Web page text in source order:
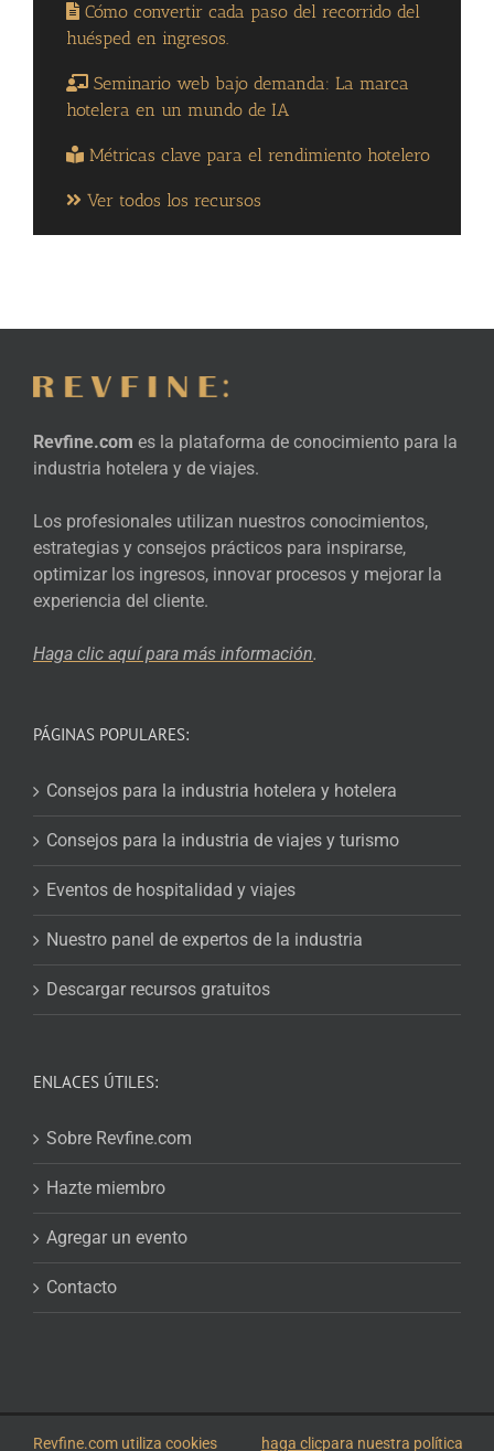
Cómo convertir cada paso del recorrido del
huésped en ingresos.
Seminario web bajo demanda: La marca
hotelera en un mundo de IA
Métricas clave para el rendimiento hotelero
Ver todos los recursos
Revfine.com es la plataforma de conocimiento para la
industria hotelera y de viajes.
Los profesionales utilizan nuestros conocimientos,
estrategias y consejos prácticos para inspirarse,
optimizar los ingresos, innovar procesos y mejorar la
experiencia del cliente.
Haga clic aquí para más información.
PÁGINAS POPULARES:
Consejos para la industria hotelera y hotelera
Consejos para la industria de viajes y turismo
Eventos de hospitalidad y viajes
Nuestro panel de expertos de la industria
Descargar recursos gratuitos
ENLACES ÚTILES:
Sobre Revfine.com
Hazte miembro
Agregar un evento
Contacto
© 2026Revfine.com- Términos y condiciones de publicidad-Política de
Revfine.com utiliza cookies haga clicpara nuestra política